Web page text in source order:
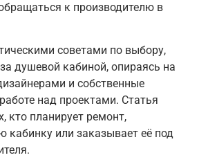
к производителю в
советами по выбору,
душевой кабиной, опираясь на
и собственные
над проектами. Статья
кто планирует ремонт,
кабинку или заказывает её под